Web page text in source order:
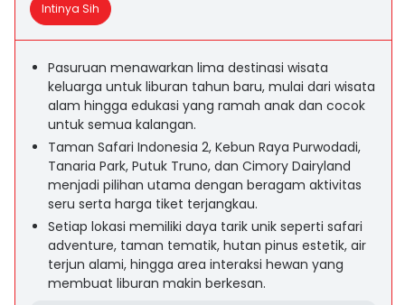
Intinya Sih
Pasuruan menawarkan lima destinasi wisata
keluarga untuk liburan tahun baru, mulai dari wisata
alam hingga edukasi yang ramah anak dan cocok
untuk semua kalangan.
Taman Safari Indonesia 2, Kebun Raya Purwodadi,
Tanaria Park, Putuk Truno, dan Cimory Dairyland
menjadi pilihan utama dengan beragam aktivitas
seru serta harga tiket terjangkau.
Setiap lokasi memiliki daya tarik unik seperti safari
adventure, taman tematik, hutan pinus estetik, air
terjun alami, hingga area interaksi hewan yang
membuat liburan makin berkesan.